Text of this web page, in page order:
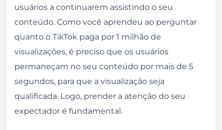
usuários a continuarem assistindo o seu
conteúdo. Como você aprendeu ao perguntar
quanto o TikTok paga por 1 milhão de
visualizações, é preciso que os usuários
permaneçam no seu conteúdo por mais de 5
segundos, para que a visualização seja
qualificada. Logo, prender a atenção do seu
expectador é fundamental.